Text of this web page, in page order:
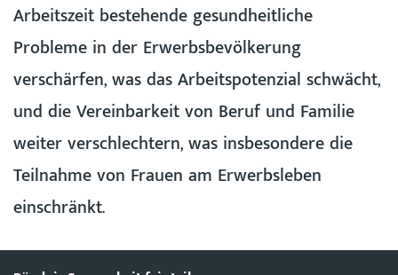
Arbeitszeit bestehende gesundheitliche
Probleme in der Erwerbsbevölkerung
verschärfen, was das Arbeitspotenzial schwächt,
und die Vereinbarkeit von Beruf und Familie
weiter verschlechtern, was insbesondere die
Teilnahme von Frauen am Erwerbsleben
einschränkt.